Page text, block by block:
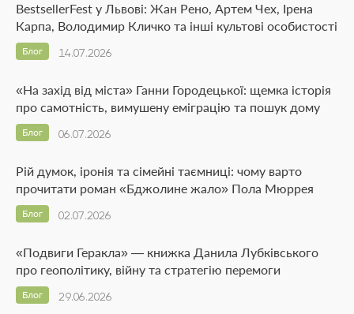
BestsellerFest у Львові: Жан Рено, Артем Чех, Ірена
Карпа, Володимир Кличко та інші культові особистості
14.07.2026
Блог
«На захід від міста» Ганни Городецької: щемка історія
про самотність, вимушену еміграцію та пошук дому
06.07.2026
Блог
Рій думок, іронія та сімейні таємниці: чому варто
прочитати роман «Бджолине жало» Пола Мюррея
02.07.2026
Блог
«Подвиги Геракла» — книжка Данила Лубківського
про геополітику, війну та стратегію перемоги
29.06.2026
Блог